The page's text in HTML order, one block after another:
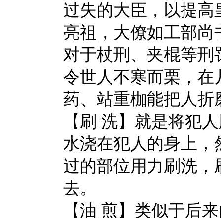
过失的大臣，以提
亮祖，大僚如工部
对于杖刑、夹棍等
令世人不寒而栗，
药、站重枷能把人
【刷 洗】就是将犯
水浇在犯人的身上
过的部位用力刷洗
去。
【油 煎】类似于后